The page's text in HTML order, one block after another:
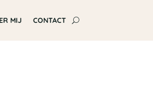
MIJ CONTACT